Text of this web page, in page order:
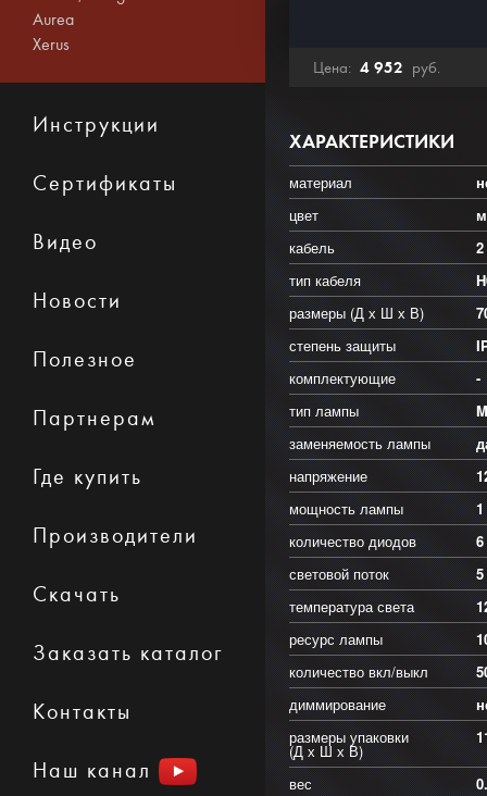
Цена: 4 952 руб.
ХАРАКТЕРИСТИКИ
материал
цвет
кабель
тип кабеля
размеры (Д х Ш х В)
степень защиты
комплектующие
-
тип лампы
заменяемость лампы
напряжение
мощность лампы
количество диодов
6
световой поток
температура света
ресурс лампы
количество вкл/выкл
диммирование
размеры упаковки
(Д х Ш х В)
вес
Aurea
Xerus
Инструкции
Сертификаты
Видео
Новости
Полезное
Партнерам
Где купить
Производители
Скачать
Заказать каталог
Контакты
Наш канал